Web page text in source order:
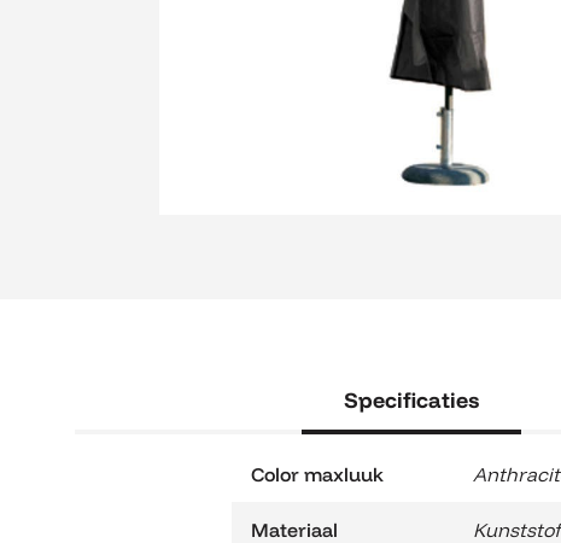
Specificaties
Color maxluuk
Materiaal Kunststof